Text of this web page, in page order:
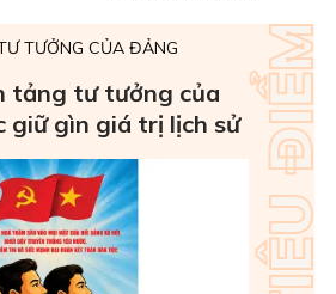
TƯỞNG CỦA ĐẢNG
tảng tư tưởng của
giữ gìn giá trị lịch sử